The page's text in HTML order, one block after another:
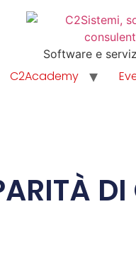
Software e
C2Academy
DI